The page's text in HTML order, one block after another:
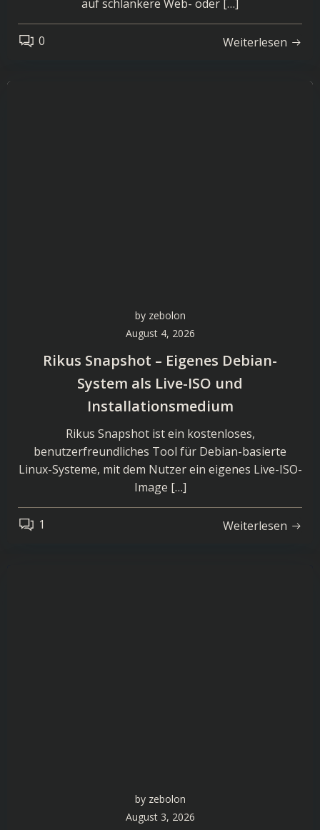
auf schlankere Web- oder […]
0 Weiterlesen
by zebolon
August 4, 2026
Rikus Snapshot – Eigenes Debian-
System als Live-ISO und
Installationsmedium
Rikus Snapshot ist ein kostenloses,
benutzerfreundliches Tool für Debian-basierte
Linux-Systeme, mit dem Nutzer ein eigenes Live-ISO-
Image […]
1 Weiterlesen
by zebolon
August 3, 2026